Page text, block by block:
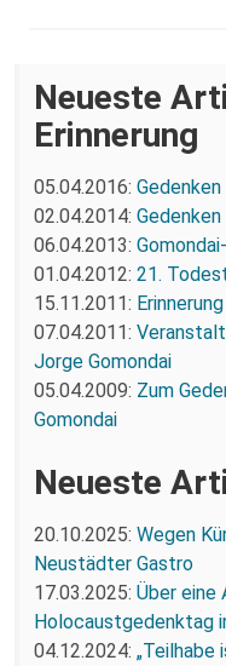
Neueste
Erinnerung
05.04.2016:
02.04.2014:
06.04.2013:
01.04.2012: 21.
15.11.2011:
07.04.2011:
Jorge Gomondai
05.04.2009: Zum
Gomondai
Neueste
20.10.2025: Wegen
Neustädter Gastro
17.03.2025: Über eine
Holocaustgedenktag
04.12.2024: „Teilhabe